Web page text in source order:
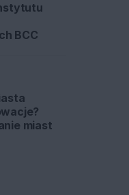
BCC
miast